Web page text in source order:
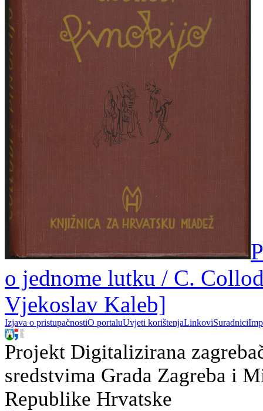
o jednome lutku / C.
Vjekoslav Kaleb]
Izjava o pristupačnostiO portaluUvjeti korištenjaLinkoviSuradnici
Projekt Digitalizirana
sredstvima Grada Zagreba i
Republike Hrvatske